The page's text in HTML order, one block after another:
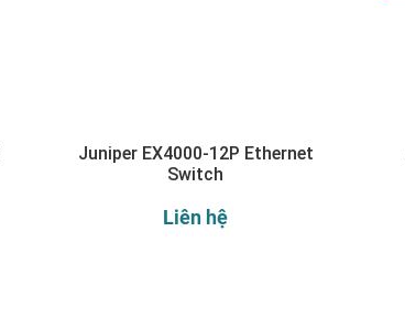
Juniper EX4000-12P Ethernet
Switch
Liên hệ